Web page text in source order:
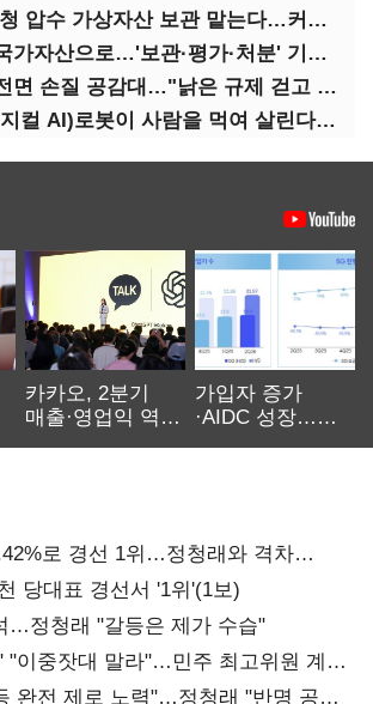
두나무, 경찰청 압수 가상자산 보관 맡는다…커스터디 사업 최종 낙찰
비트코인도 국가자산으로…'보관·평가·처분' 기준은 숙제
게임산업법 전면 손질 공감대…"낡은 규제 걷고 안전장치 촘촘히 해야"
(최홍규의 피지컬 AI)로봇이 사람을 먹여 살린다, 그런데 언제 먹여야 할지는 모른다
카카오, 2분기
매출·영업익 역대
가입자 증가
·AIDC 성장…
로 경선 1위…정청래와 격차
당대표 경선서 '1위'(1보)
…정청래 "갈등은 제가 수습"
"이중잣대 말라"…민주 최고위원 계파
완전 제로 노력"…정청래 "반명 공세